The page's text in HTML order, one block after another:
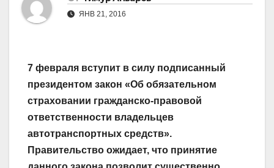
ЯНВ 21, 2016
7 февраля вступит в силу подписанный
президентом закон «Об обязательном
страховании гражданско-правовой
ответственности владельцев
автотранспортных средств».
Правительство ожидает, что принятие